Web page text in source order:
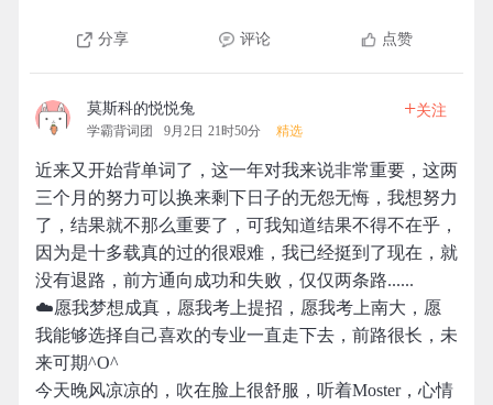
分享 评论 点赞
莫斯科的悦悦兔
学霸背词团 9月2日 21时50分 精选
+关注
近来又开始背单词了，这一年对我来说非常重要，这两
三个月的努力可以换来剩下日子的无怨无悔，我想努力
了，结果就不那么重要了，可我知道结果不得不在乎，
因为是十多载真的过的很艰难，我已经挺到了现在，就
没有退路，前方通向成功和失败，仅仅两条路......
☁️愿我梦想成真，愿我考上提招，愿我考上南大，愿
我能够选择自己喜欢的专业一直走下去，前路很长，未
来可期^O^
今天晚风凉凉的，吹在脸上很舒服，听着Moster，心情